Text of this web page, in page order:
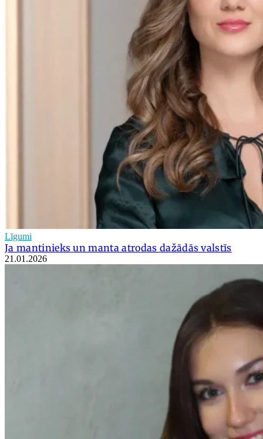
Līgumi
Ja mantinieks un manta atrodas dažādās valstīs
21.01.2026